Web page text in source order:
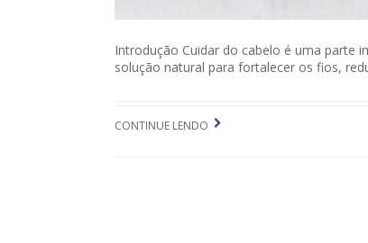
Introdução Cuidar do cabelo é uma parte
solução natural para fortalecer os fios,
CONTINUE LENDO